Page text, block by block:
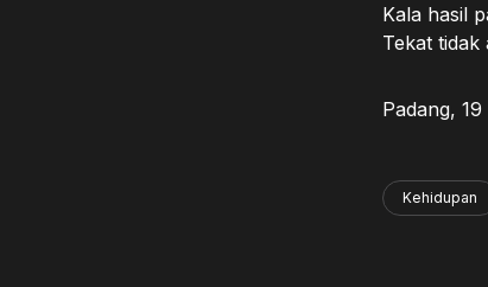
Kala hasil
Tekat
Padang,
Kehidupan